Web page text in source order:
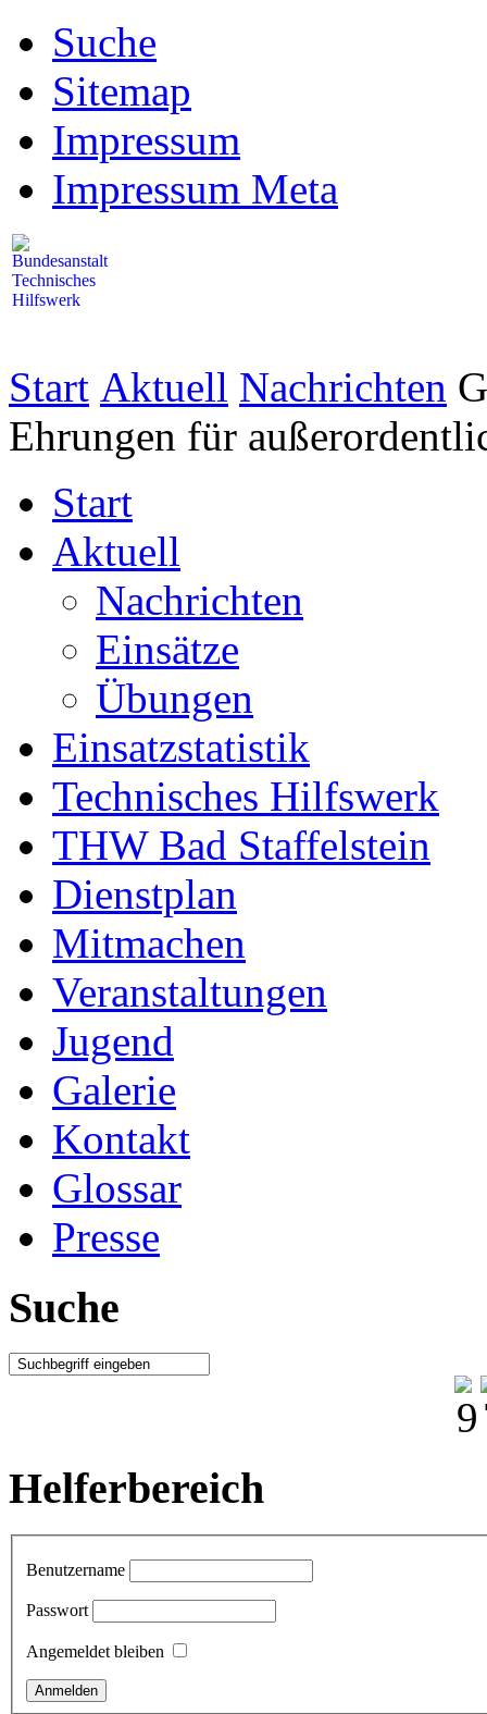
Suche
Sitemap
Impressum
Impressum Meta
Start Aktuell Nachrichten
Ehrungen für
Start
Aktuell
Nachrichten
Einsätze
Übungen
Einsatzstatistik
Technisches Hilfswerk
THW Bad Staffelstein
Dienstplan
Mitmachen
Veranstaltungen
Jugend
Galerie
Kontakt
Glossar
Presse
Suche
Helferbereich
Benutzername
Passwort
Angemeldet bleiben